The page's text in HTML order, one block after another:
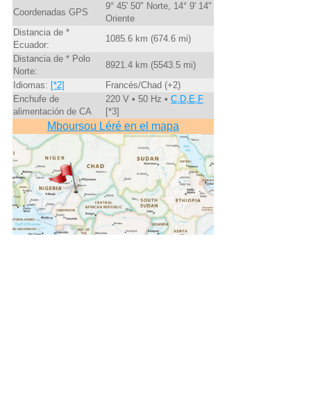
Coordenadas GPS
9° 45' 50" Norte, 14° 9' 14"
Oriente
Distancia de *
Ecuador:
1085.6 km (674.6 mi)
Distancia de * Polo
Norte:
8921.4 km (5543.5 mi)
Idiomas: [*2]
Francés/Chad (+2)
Enchufe de
alimentación de CA
220 V • 50 Hz • C,D,E,F
[*3]
Mboursou Léré en el mapa